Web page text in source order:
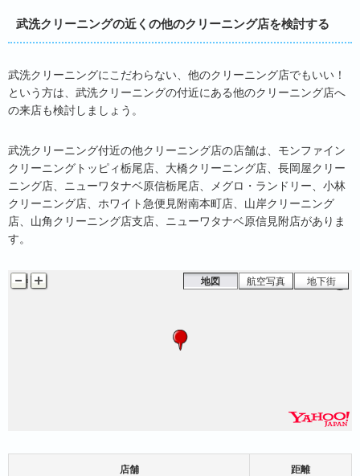
武洗クリーニングの近くの他のクリーニング店を検討する
武洗クリーニングにこだわらない、他のクリーニング店でもいい！
という方は、武洗クリーニングの付近にある他のクリーニング店へ
の来店も検討しましょう。
武洗クリーニング付近の他クリーニング店の店舗は、モンファイン
クリーニングトッピィ栃尾店、大橋クリーニング店、長岡屋クリー
ニング店、ニューワタナベ原信栃尾店、メグロ・ランドリー、小林
クリーニング店、ホワイト急便見附南本町店、山岸クリーニング
店、山角クリーニング店支店、ニューワタナベ原信見附店がありま
す。
地図 航空写真 地下街
店舗 距離